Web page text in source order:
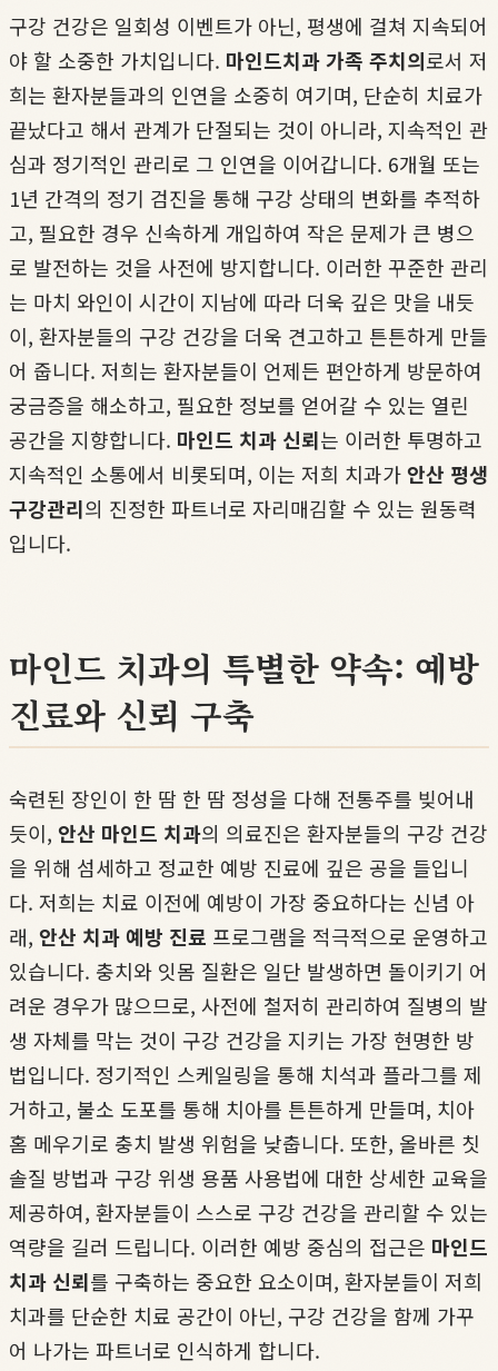
구강 건강은 일회성 이벤트가 아닌, 평생에 걸쳐 지속되어
야 할 소중한 가치입니다. 마인드치과 가족 주치의로서 저
희는 환자분들과의 인연을 소중히 여기며, 단순히 치료가
끝났다고 해서 관계가 단절되는 것이 아니라, 지속적인 관
심과 정기적인 관리로 그 인연을 이어갑니다. 6개월 또는
1년 간격의 정기 검진을 통해 구강 상태의 변화를 추적하
고, 필요한 경우 신속하게 개입하여 작은 문제가 큰 병으
로 발전하는 것을 사전에 방지합니다. 이러한 꾸준한 관리
는 마치 와인이 시간이 지남에 따라 더욱 깊은 맛을 내듯
이, 환자분들의 구강 건강을 더욱 견고하고 튼튼하게 만들
어 줍니다. 저희는 환자분들이 언제든 편안하게 방문하여
궁금증을 해소하고, 필요한 정보를 얻어갈 수 있는 열린
공간을 지향합니다. 마인드 치과 신뢰는 이러한 투명하고
지속적인 소통에서 비롯되며, 이는 저희 치과가 안산 평생
구강관리의 진정한 파트너로 자리매김할 수 있는 원동력
입니다.
마인드 치과의 특별한 약속: 예방
진료와 신뢰 구축
숙련된 장인이 한 땀 한 땀 정성을 다해 전통주를 빚어내
듯이, 안산 마인드 치과의 의료진은 환자분들의 구강 건강
을 위해 섬세하고 정교한 예방 진료에 깊은 공을 들입니
다. 저희는 치료 이전에 예방이 가장 중요하다는 신념 아
래, 안산 치과 예방 진료 프로그램을 적극적으로 운영하고
있습니다. 충치와 잇몸 질환은 일단 발생하면 돌이키기 어
려운 경우가 많으므로, 사전에 철저히 관리하여 질병의 발
생 자체를 막는 것이 구강 건강을 지키는 가장 현명한 방
법입니다. 정기적인 스케일링을 통해 치석과 플라그를 제
거하고, 불소 도포를 통해 치아를 튼튼하게 만들며, 치아
홈 메우기로 충치 발생 위험을 낮춥니다. 또한, 올바른 칫
솔질 방법과 구강 위생 용품 사용법에 대한 상세한 교육을
제공하여, 환자분들이 스스로 구강 건강을 관리할 수 있는
역량을 길러 드립니다. 이러한 예방 중심의 접근은 마인드
치과 신뢰를 구축하는 중요한 요소이며, 환자분들이 저희
치과를 단순한 치료 공간이 아닌, 구강 건강을 함께 가꾸
어 나가는 파트너로 인식하게 합니다.